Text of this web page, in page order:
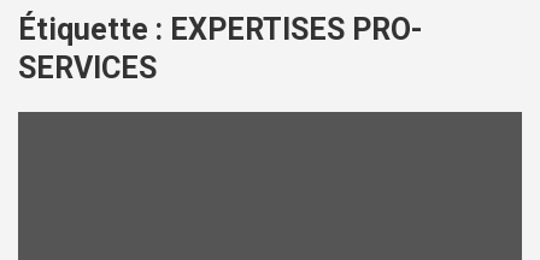
Étiquette : EXPERTISES PRO-
SERVICES